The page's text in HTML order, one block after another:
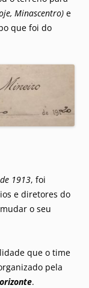
Minascentro) e
que foi do
1913, foi
e diretores do
o seu
que o time
pela
.